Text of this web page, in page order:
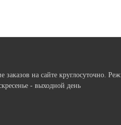
на сайте круглосуточно.
- выходной день